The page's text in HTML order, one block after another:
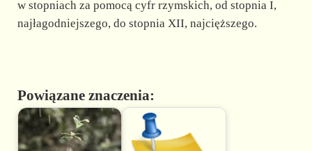
w stopniach za pomocą cyfr rzymskich, od stopnia I,
najłagodniejszego, do stopnia XII, najcięższego.
Powiązane znaczenia: